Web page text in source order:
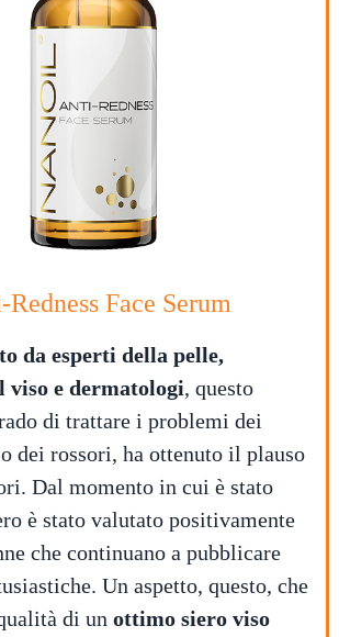
Face Serum
da esperti della pelle,
viso e dermatologi, questo
di trattare i problemi dei
dei rossori, ha ottenuto il plauso
Dal momento in cui è stato
è stato valutato positivamente
che continuano a pubblicare
Un aspetto, questo, che
di un ottimo siero viso